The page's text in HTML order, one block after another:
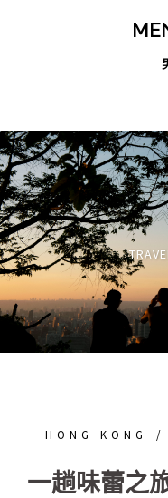
HONG KONG
一趟味蕾之